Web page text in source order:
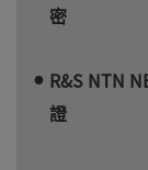
密
R&S NTN
證